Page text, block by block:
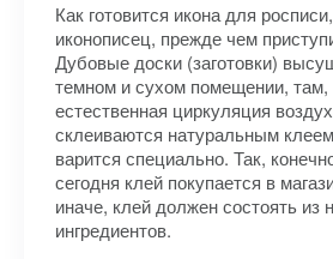
Как готовится икона для
иконописец, прежде чем
Дубовые доски (заготовки)
темном и сухом помещении, там,
естественная циркуляция
склеиваются натуральным
варится специально. Так,
сегодня клей покупается в
иначе, клей должен состоять из
ингредиентов.